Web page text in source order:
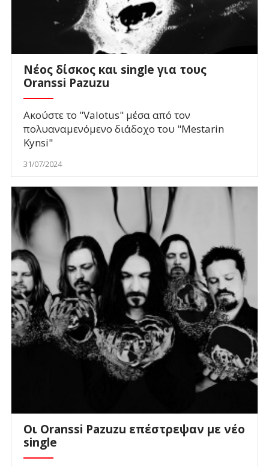
Νέος δίσκος και single για τους
Oranssi Pazuzu
Ακούστε το "Valotus" μέσα από τον
πολυαναμενόμενο διάδοχο του "Mestarin
Kynsi"
31/07/2024
Οι Oranssi Pazuzu επέστρεψαν με νέο
single